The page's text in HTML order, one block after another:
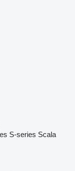
S-series Scala